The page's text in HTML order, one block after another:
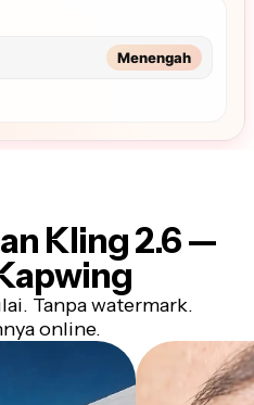
Kling 2.6 —
Tanpa watermark.
online.